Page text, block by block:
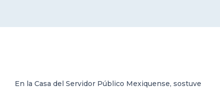
En la Casa del Servidor Público Mexiquense, sostuve